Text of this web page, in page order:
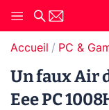
Accueil PC &
Un faux Air
Eee PC